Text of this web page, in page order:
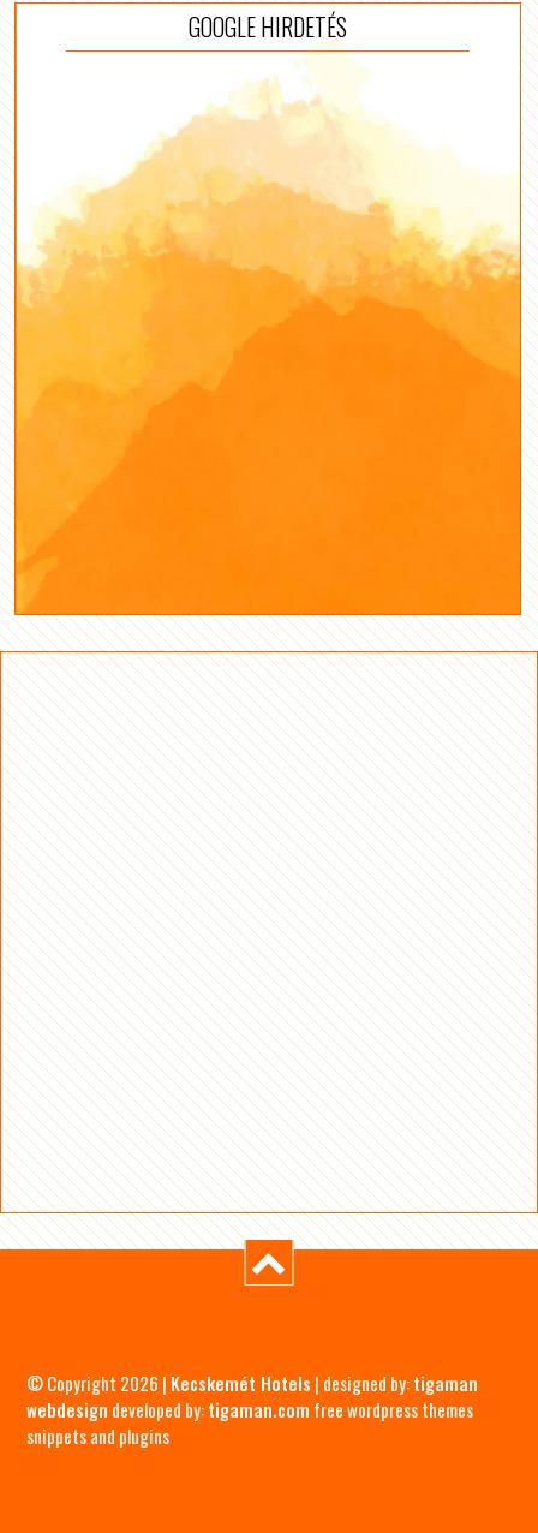
GOOGLE HIRDETÉS
© Copyright 2026 | Kecskemét Hotels | designed by:tigaman
webdesign developed by:tigaman.com free wordpress themes
snippets and plugins